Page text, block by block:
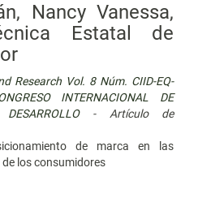
Nancy Vanessa,
Estatal de
Research Vol. 8 Núm. CIID-EQ-
INTERNACIONAL DE
- Artículo de
de marca en las
los consumidores